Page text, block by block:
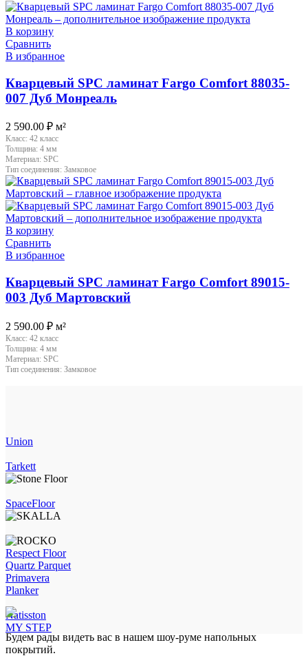
В корзину
Сравнить
В избранное
Кварцевый SPC ламинат Fargo Comfort 88035-
007 Дуб Монреаль
2 590.00 ₽ м²
Класс: 42 класс
Толщина: 4 мм
Материал: SPC
Тип соединения: Замковое
В корзину
Сравнить
В избранное
Кварцевый SPC ламинат Fargo Comfort 89015-
003 Дуб Мартовский
2 590.00 ₽ м²
Класс: 42 класс
Толщина: 4 мм
Материал: SPC
Тип соединения: Замковое
Union
Tarkett
SpaceFloor
Respect Floor
Quartz Parquet
Primavera
Planker
Natisston
MY STEP
Будем рады видеть вас в нашем шоу-руме напольных
покрытий.